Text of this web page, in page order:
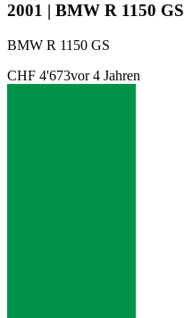
2001 | BMW R 1150 GS
BMW R 1150 GS
CHF 4'673vor 4 Jahren